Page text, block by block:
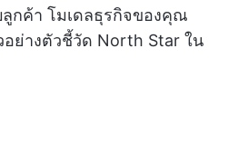
กค้า โมเดลธุรกิจของคุณ
ย่างตัวชี้วัด North Star ใน